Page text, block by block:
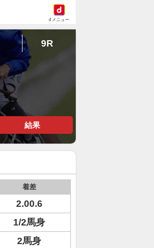
dメニュー
9R
結果
着差
2.00.6
1/2馬身
2馬身